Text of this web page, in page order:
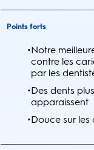
Points forts
•Notre
contre les
par les
•Des dents
apparaissent
•Douce sur